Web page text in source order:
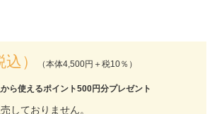
） （本体4,500円＋税10％）
ら使えるポイント500円分プレゼント
しておりません。